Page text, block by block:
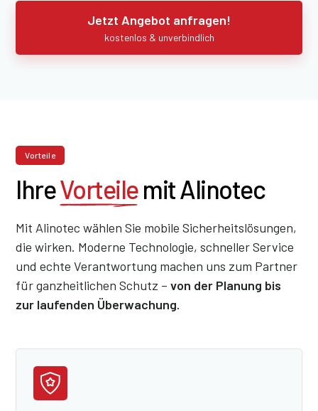
Jetzt Angebot anfragen!
kostenlos & unverbindlich
Vorteile
IhreVorteilemit Alinotec
Mit Alinotec wählen Sie mobile Sicherheitslösungen,
die wirken. Moderne Technologie, schneller Service
und echte Verantwortung machen uns zum Partner
für ganzheitlichen Schutz –von der Planung bis
zur laufenden Überwachung.